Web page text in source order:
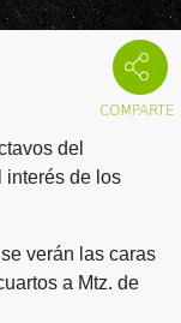
del
interés de los
verán las caras
a Mtz. de